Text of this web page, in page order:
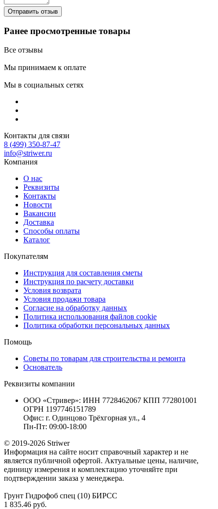
Ранее просмотренные товары
Все отзывы
Мы принимаем к оплате
Мы в социальных сетях
Контакты для связи
8 (499) 350-87-47
info@striwer.ru
Компания
О нас
Реквизиты
Контакты
Новости
Вакансии
Доставка
Способы оплаты
Каталог
Покупателям
Инструкция для составления сметы
Инструкция по расчету доставки
Условия возврата
Условия продажи товара
Согласие на обработку данных
Политика использования файлов cookie
Политика обработки персональных данных
Помощь
Советы по товарам для строительства и ремонта
Основатель
Реквизиты компании
ООО «Стривер»: ИНН 7728462067 КПП 772801001
ОГРН 1197746151789
Офис: г. Одинцово Трёхгорная ул., 4
Пн-Пт: 09:00-18:00
© 2019-2026 Striwer
Информация на сайте носит справочный характер и не
является публичной офертой. Актуальные цены, наличие,
единицу измерения и комплектацию уточняйте при
подтверждении заказа у менеджера.
Грунт Гидрофоб спец (10) БИРСС
1 835.46 руб.